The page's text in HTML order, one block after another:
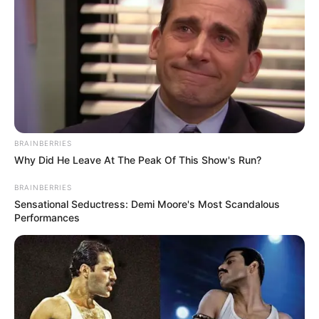
BRAINBERRIES
Why Did He Leave At The Peak Of This Show's Run?
BRAINBERRIES
Sensational Seductress: Demi Moore's Most Scandalous
Performances